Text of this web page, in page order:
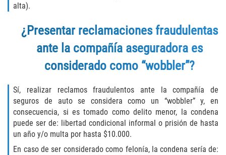
Negligencia Infantil
Orden de Protección de Emergencia
Orden de Restricción Temporal
Órdenes de Restricción
Porno Venganza
alta).
¿Presentar reclamaciones fraudulentas
ante la compañía aseguradora es
considerado como “wobbler”?
Sí, realizar reclamos fraudulentos ante la compañía de
seguros de auto se considera como un “wobbler” y, en
consecuencia, si es tomado como delito menor, la condena
puede ser de: libertad condicional informal o prisión de hasta
un año y/o multa por hasta $10.000.
En caso de ser considerado como felonía, la condena sería de: